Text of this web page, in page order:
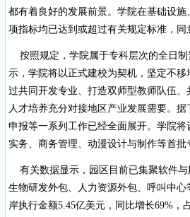
都有着良好的发展前景。学院在基础设
项指标均已达到或超过有关规定标准，
按照规定，学院属于专科层次的全日制
示，学院将以正式建校为契机，坚定不
过共同开发专业、打造双师型教师队伍
人才培养充分对接地区产业发展需要。
申报等一系列工作已经全面展开。学院
实务、商务管理、动漫设计与制作等首
有关数据显示，园区目前已集聚软件与
生物研发外包、人力资源外包、呼叫中
岸执行金额5.45亿美元，同比增长69%，